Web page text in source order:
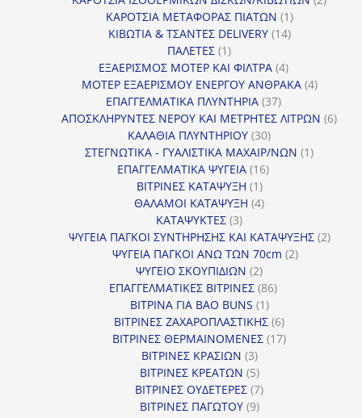
ΚΑΡΟΤΣΙΑ ΜΕΤΑΦΟΡΑΣ ΠΙΑΤΩΝ 11
προϊόν
ΚΙΒΩΤΙΑ & ΤΣΑΝΤΕΣ DELIVERY 1414
ΠΑΛΕΤΕΣ 11
προϊόν
ΕΞΑΕΡΙΣΜΟΣ ΜΟΤΕΡ ΚΑΙ ΦΙΛΤΡΑ 44
προϊόντα
ΜΟΤΕΡ ΕΞΑΕΡΙΣΜΟΥ ΕΝΕΡΓΟΥ ΑΝΘΡΑΚΑ 44
ΕΠΑΓΓΕΛΜΑΤΙΚΑ ΠΛΥΝΤΗΡΙΑ 3737
προϊόντα
ΑΠΟΣΚΛΗΡΥΝΤΕΣ ΝΕΡΟΥ ΚΑΙ ΜΕΤΡΗΤΕΣ ΛΙΤΡΩΝ 66
ΚΑΛΑΘΙΑ ΠΛΥΝΤΗΡΙΟΥ 3030
προϊόντα
ΣΤΕΓΝΩΤΙΚΑ - ΓΥΑΛΙΣΤΙΚΑ ΜΑΧΑΙΡ/ΝΩΝ 11
ΕΠΑΓΓΕΛΜΑΤΙΚΑ ΨΥΓΕΙΑ 1616
ΒΙΤΡΙΝΕΣ ΚΑΤΑΨΥΞΗ 11
προϊόν
ΘΑΛΑΜΟΙ ΚΑΤΑΨΥΞΗ 44
ΚΑΤΑΨΥΚΤΕΣ 33
προϊόντα
ΨΥΓΕΙΑ ΠΑΓΚΟΙ ΣΥΝΤΗΡΗΣΗΣ ΚΑΙ ΚΑΤΑΨΥΞΗΣ 22
ΨΥΓΕΙΑ ΠΑΓΚΟΙ ΑΝΩ ΤΩΝ 70cm 22
ΨΥΓΕΙΟ ΣΚΟΥΠΙΔΙΩΝ 22
προϊόντα
ΕΠΑΓΓΕΛΜΑΤΙΚΕΣ ΒΙΤΡΙΝΕΣ 8686
ΒΙΤΡΙΝΑ ΓΙΑ BAO BUNS 11
προϊόν
ΒΙΤΡΙΝΕΣ ΖΑΧΑΡΟΠΛΑΣΤΙΚΗΣ 66
προϊόντα
ΒΙΤΡΙΝΕΣ ΘΕΡΜΑΙΝΟΜΕΝΕΣ 1717
ΒΙΤΡΙΝΕΣ ΚΡΑΣΙΩΝ 33
προϊόντα
ΒΙΤΡΙΝΕΣ ΚΡΕΑΤΩΝ 55
προϊόντα
ΒΙΤΡΙΝΕΣ ΟΥΔΕΤΕΡΕΣ 77
ΒΙΤΡΙΝΕΣ ΠΑΓΩΤΟΥ 99